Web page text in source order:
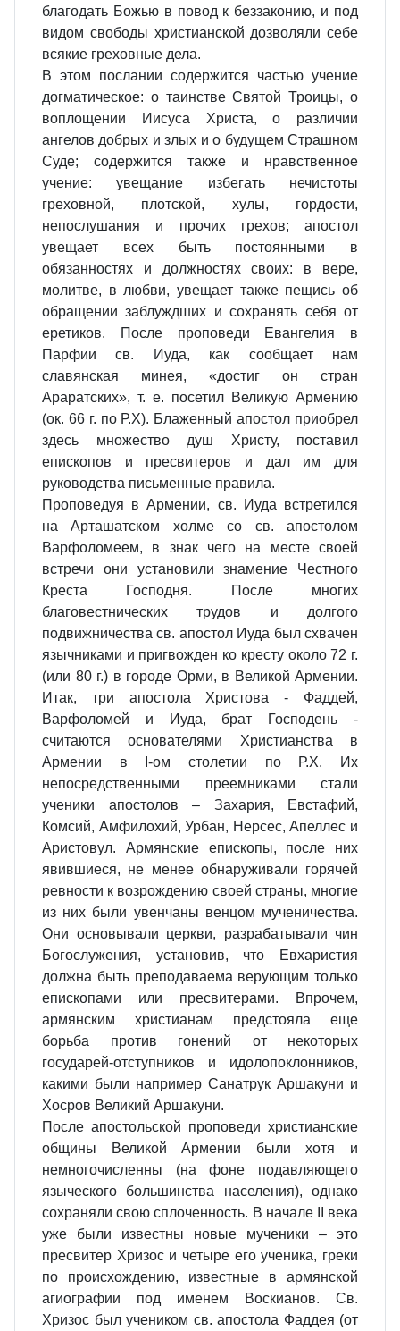
благодать Божью в повод к беззаконию, и под
видом свободы христианской дозволяли себе
всякие греховные дела.
В этом послании содержится частью учение
догматическое: о таинстве Святой Троицы, о
воплощении Иисуса Христа, о различии
ангелов добрых и злых и о будущем Страшном
Суде; содержится также и нравственное
учение: увещание избегать нечистоты
греховной, плотской, хулы, гордости,
непослушания и прочих грехов; апостол
увещает всех быть постоянными в
обязанностях и должностях своих: в вере,
молитве, в любви, увещает также пещись об
обращении заблуждших и сохранять себя от
еретиков. После проповеди Евангелия в
Парфии св. Иуда, как сообщает нам
славянская минея, «достиг он стран
Араратских», т. е. посетил Великую Армению
(ок. 66 г. по Р.Х). Блаженный апостол приобрел
здесь множество душ Христу, поставил
епископов и пресвитеров и дал им для
руководства письменные правила.
Проповедуя в Армении, св. Иуда встретился
на Арташатском холме со св. апостолом
Варфоломеем, в знак чего на месте своей
встречи они установили знамение Честного
Креста Господня. После многих
благовестнических трудов и долгого
подвижничества св. апостол Иуда был схвачен
язычниками и пригвожден ко кресту около 72 г.
(или 80 г.) в городе Орми, в Великой Армении.
Итак, три апостола Христова - Фаддей,
Варфоломей и Иуда, брат Господень -
считаются основателями Христианства в
Армении в I-ом столетии по Р.Х. Их
непосредственными преемниками стали
ученики апостолов – Захария, Евстафий,
Комсий, Амфилохий, Урбан, Нерсес, Апеллес и
Аристовул. Армянские епископы, после них
явившиеся, не менее обнаруживали горячей
ревности к возрождению своей страны, многие
из них были увенчаны венцом мученичества.
Они основывали церкви, разрабатывали чин
Богослужения, установив, что Евхаристия
должна быть преподаваема верующим только
епископами или пресвитерами. Впрочем,
армянским христианам предстояла еще
борьба против гонений от некоторых
государей-отступников и идолопоклонников,
какими были например Санатрук Аршакуни и
Хосров Великий Аршакуни.
После апостольской проповеди христианские
общины Великой Армении были хотя и
немногочисленны (на фоне подавляющего
языческого большинства населения), однако
сохраняли свою сплоченность. В начале II века
уже были известны новые мученики – это
пресвитер Хризос и четыре его ученика, греки
по происхождению, известные в армянской
агиографии под именем Воскианов. Св.
Хризос был учеником св. апостола Фаддея (от